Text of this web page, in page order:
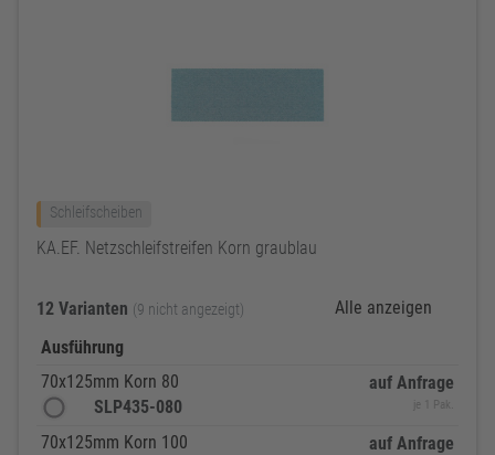
Schleifscheiben
KA.EF. Netzschleifstreifen Korn graublau
12 Varianten (9 nicht angezeigt)
Alle anzeigen
Ausführung
70x125mm Korn 80
SLP435-080
auf Anfrage
je 1 Pak.
70x125mm Korn 100
auf Anfrage